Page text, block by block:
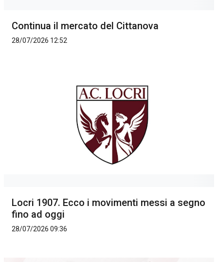
Continua il mercato del Cittanova
28/07/2026 12:52
Locri 1907. Ecco i movimenti messi a segno
fino ad oggi
28/07/2026 09:36